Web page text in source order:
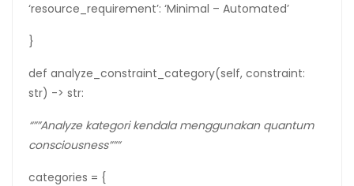
‘resource_requirement’: ‘Minimal – Automated’
}
def analyze_constraint_category(self, constraint:
str) -> str:
“””Analyze kategori kendala menggunakan quantum
consciousness”””
categories = {